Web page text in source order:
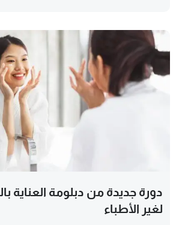
دورة جديدة من دبلومة العناية
لغير الأطباء